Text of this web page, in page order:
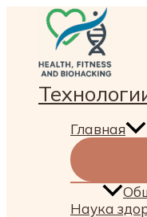
Перейти
содержимому
Главная
Наука